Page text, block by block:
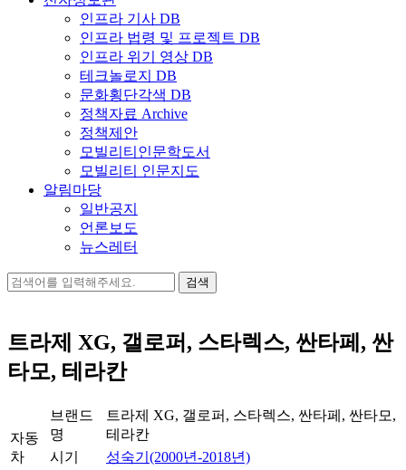
인프라 기사 DB
인프라 법령 및 프로젝트 DB
인프라 위기 영상 DB
테크놀로지 DB
문화횡단각색 DB
정책자료 Archive
정책제안
모빌리티인문학도서
모빌리티 인문지도
알림마당
일반공지
언론보도
뉴스레터
검
트라제 XG, 갤로퍼, 스타렉스, 싼타페, 싼
타모, 테라칸
자동
차
브랜드
명
트라제 XG, 갤로퍼, 스타렉스, 싼타페, 싼타모,
테라칸
시기
성숙기(2000년-2018년)